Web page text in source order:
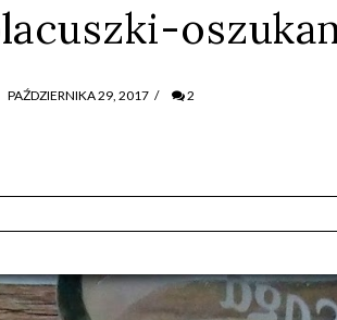
PAŹDZIERNIKA 29, 2017 / 2